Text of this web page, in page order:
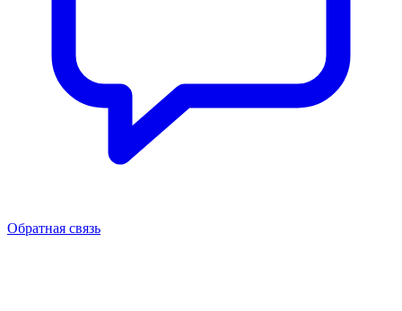
Обратная связь